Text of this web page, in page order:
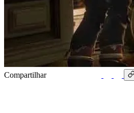
Compartilhar